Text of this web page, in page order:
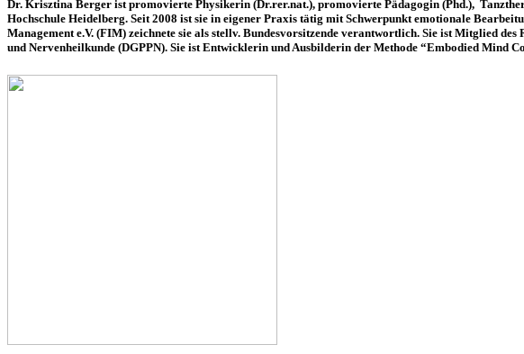
Dr. Krisztina Berger ist promovierte Physikerin (Dr.rer.nat.), promovierte Pädagogin (Phd.),
Hochschule Heidelberg. Seit 2008 ist sie in eigener Praxis tätig mit Schwerpunkt emotionale
Management e.V. (FIM) zeichnete sie als stellv. Bundesvorsitzende verantwortlich. Sie ist Mitglied
und Nervenheilkunde (DGPPN). Sie ist Entwicklerin und Ausbilderin der Methode “Embodied Mind